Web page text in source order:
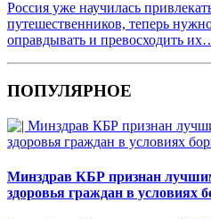
Россия уже научилась
путешественников, теперь
оправдывать и превосходить
ПОПУЛЯРНОЕ
Минздрав КБР признан
здоровья граждан в условиях